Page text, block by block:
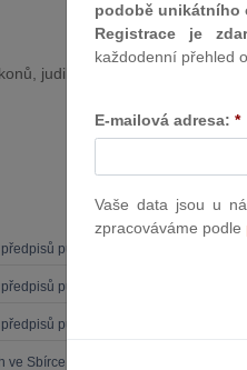
judikatura, právo |
publikovaných ve Sbírce
publikovaných ve Sbírce
publikovaných ve Sbírce
Sbírce zákonů ČR, jež se ruší k
podobě unikátního
Registrace je
každodenní přehled
E-mailová adresa: *
Vaše data jsou u
zpracováváme podle